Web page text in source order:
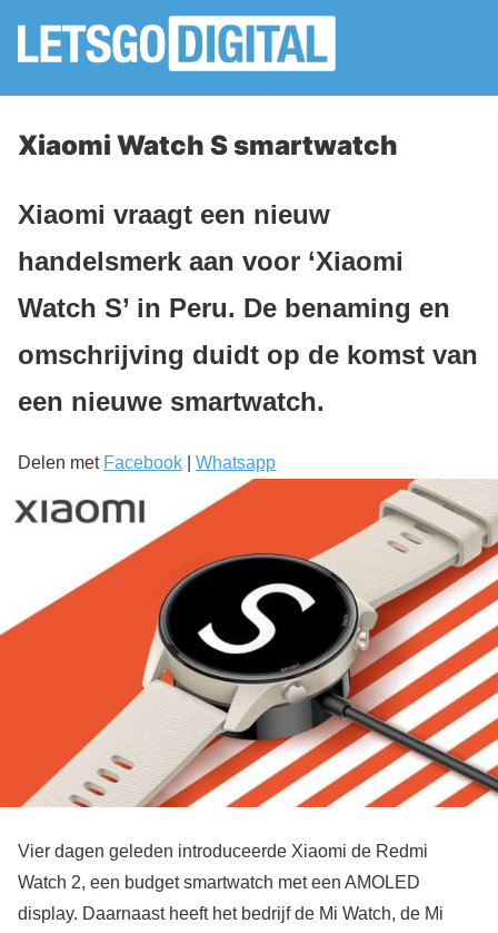
Xiaomi Watch S smartwatch
Xiaomi vraagt een nieuw
handelsmerk aan voor ‘Xiaomi
Watch S’ in Peru. De benaming en
omschrijving duidt op de komst van
een nieuwe smartwatch.
Delen met Facebook Whatsapp
Vier dagen geleden introduceerde Xiaomi de Redmi
Watch 2, een budget smartwatch met een AMOLED
display. Daarnaast heeft het bedrijf de Mi Watch, de Mi